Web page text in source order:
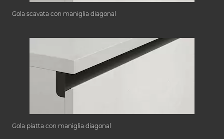
Gola scavata con maniglia diagonal
Gola piatta con maniglia diagonal